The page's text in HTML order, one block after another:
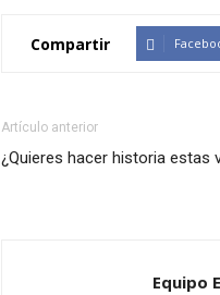
Compartir
Artículo anterior
¿Quieres hacer historia estas
Equipo